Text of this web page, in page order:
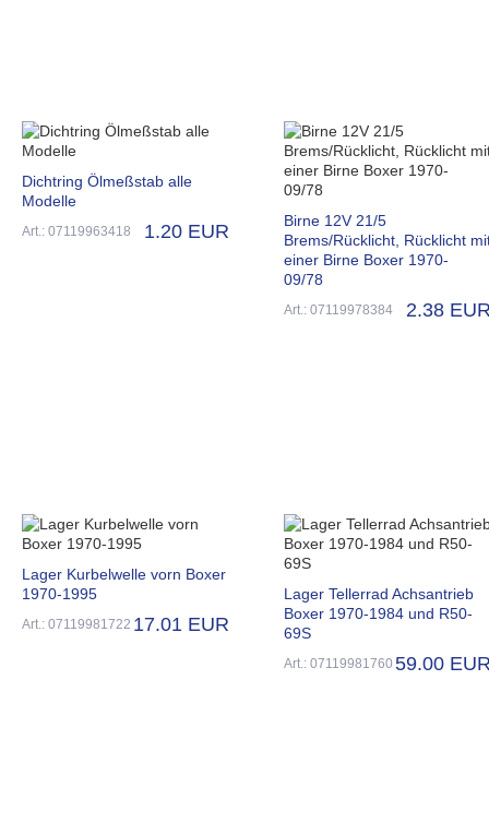
Dichtring Ölmeßstab alle
Modelle
Art.: 07119963418 1.20 EUR
Birne 12V 21/5
Brems/Rücklicht, Rücklicht
einer Birne Boxer 1970-
09/78
Art.: 07119978384 2.38
Lager Kurbelwelle vorn Boxer
1970-1995
Art.: 07119981722 17.01 EUR
Lager Tellerrad Achsantrieb
Boxer 1970-1984 und R50-
69S
Art.: 07119981760 59.00